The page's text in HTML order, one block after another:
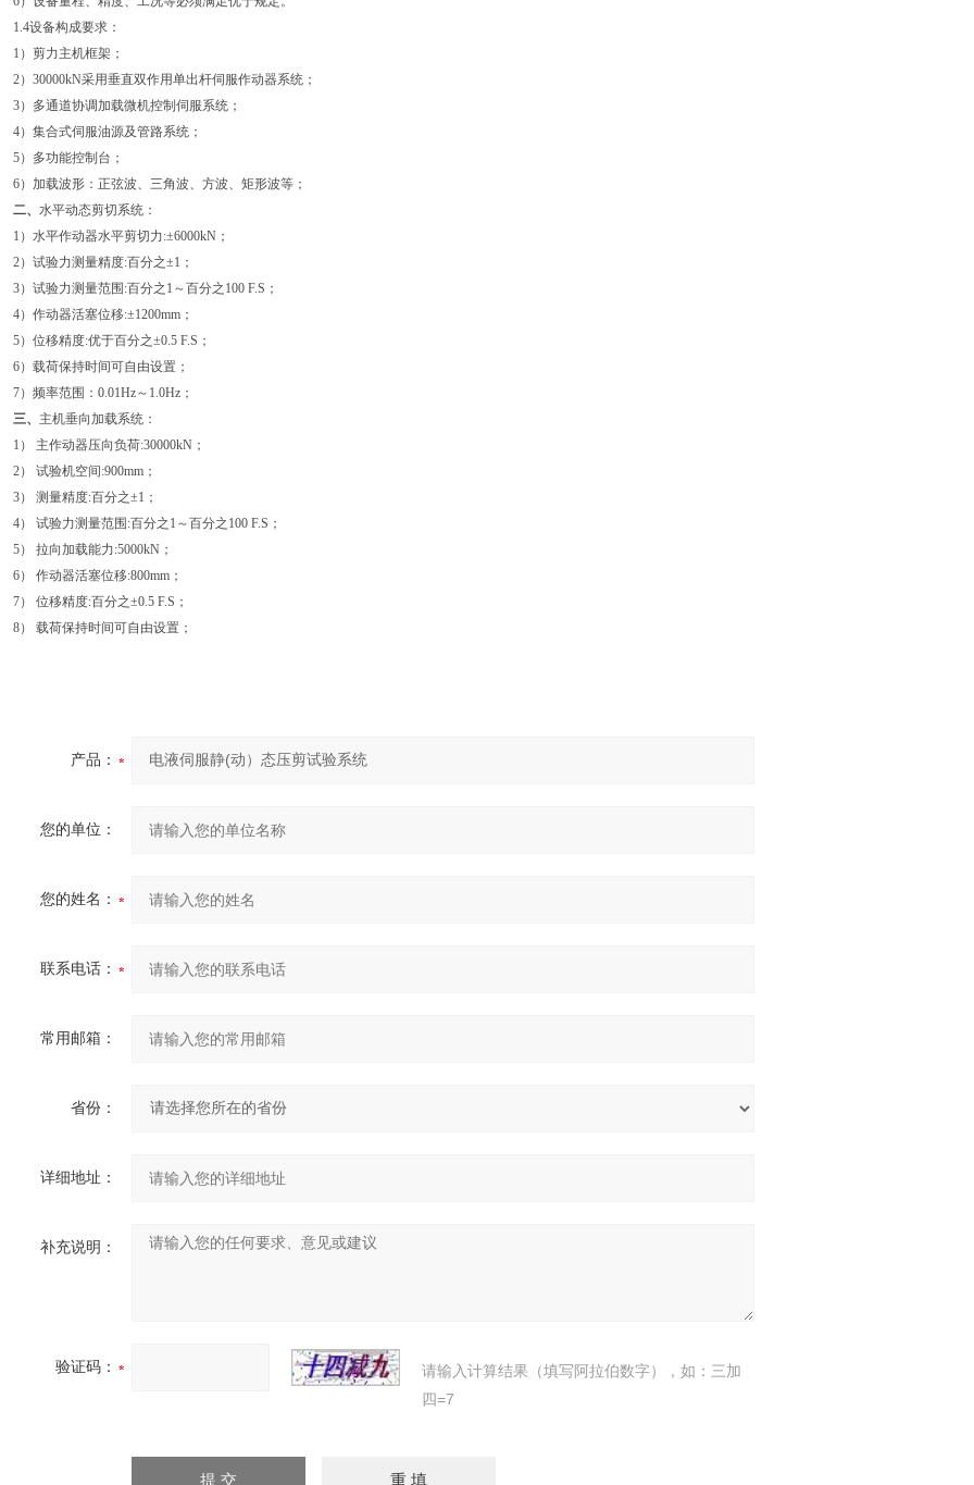
1.4设备构成要求：
1）剪力主机框架；
2）30000kN采用垂直双作用单出杆伺服作动器系统；
3）多通道协调加载微机控制伺服系统；
4）集合式伺服油源及管路系统；
5）多功能控制台；
6）加载波形：正弦波、三角波、方波、矩形波等；
二、 水平动态剪切系统：
1）水平作动器水平剪切力:±6000kN；
2）试验力测量精度:百分之±1；
3）试验力测量范围:百分之1～百分之100 F.S；
4）作动器活塞位移:±1200mm；
5）位移精度:优于百分之±0.5 F.S；
6）载荷保持时间可自由设置；
7）频率范围：0.01Hz～1.0Hz；
三、 主机垂向加载系统：
1） 主作动器压向负荷:30000kN；
2） 试验机空间:900mm；
3） 测量精度:百分之±1；
4） 试验力测量范围:百分之1～百分之100 F.S；
5） 拉向加载能力:5000kN；
6） 作动器活塞位移:800mm；
7） 位移精度:百分之±0.5 F.S；
8） 载荷保持时间可自由设置；
产品：
您的单位：
您的姓名：
联系电话：
常用邮箱：
省份：
详细地址：
补充说明：
验证码：
请输入计算结果（填写阿拉伯数字），如：三加
四=7